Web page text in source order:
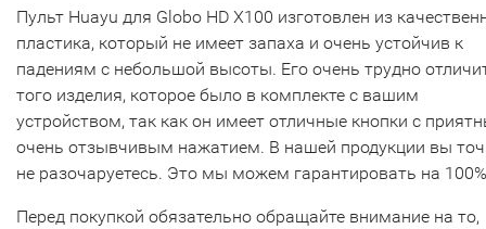
Пульт Huayu для Globo HD X100 изготовлен из
пластика, который не имеет запаха и очень устойчив к
падениям с небольшой высоты. Его очень трудно
того изделия, которое было в комплекте с вашим
устройством, так как он имеет отличные кнопки с
очень отзывчивым нажатием. В нашей продукции вы
не разочаруетесь. Это мы можем гарантировать на
Перед покупкой обязательно обращайте внимание на то,